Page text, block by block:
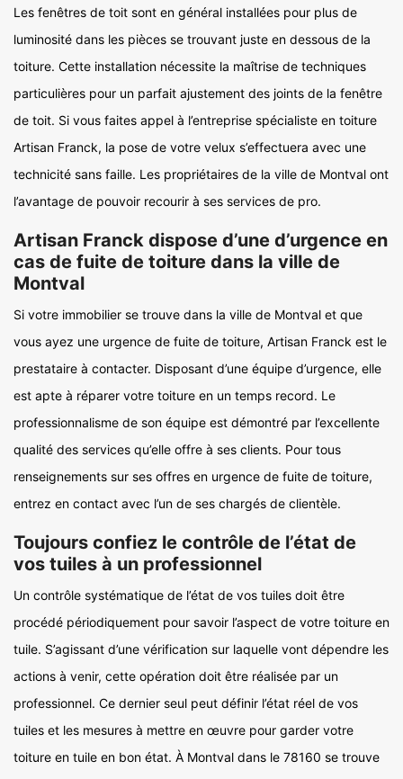
Les fenêtres de toit sont en général installées pour plus de
luminosité dans les pièces se trouvant juste en dessous de la
toiture. Cette installation nécessite la maîtrise de techniques
particulières pour un parfait ajustement des joints de la fenêtre
de toit. Si vous faites appel à l’entreprise spécialiste en toiture
Artisan Franck, la pose de votre velux s’effectuera avec une
technicité sans faille. Les propriétaires de la ville de Montval ont
l’avantage de pouvoir recourir à ses services de pro.
Artisan Franck dispose d’une d’urgence en
cas de fuite de toiture dans la ville de
Montval
Si votre immobilier se trouve dans la ville de Montval et que
vous ayez une urgence de fuite de toiture, Artisan Franck est le
prestataire à contacter. Disposant d’une équipe d’urgence, elle
est apte à réparer votre toiture en un temps record. Le
professionnalisme de son équipe est démontré par l’excellente
qualité des services qu’elle offre à ses clients. Pour tous
renseignements sur ses offres en urgence de fuite de toiture,
entrez en contact avec l’un de ses chargés de clientèle.
Toujours confiez le contrôle de l’état de
vos tuiles à un professionnel
Un contrôle systématique de l’état de vos tuiles doit être
procédé périodiquement pour savoir l’aspect de votre toiture en
tuile. S’agissant d’une vérification sur laquelle vont dépendre les
actions à venir, cette opération doit être réalisée par un
professionnel. Ce dernier seul peut définir l’état réel de vos
tuiles et les mesures à mettre en œuvre pour garder votre
toiture en tuile en bon état. À Montval dans le 78160 se trouve